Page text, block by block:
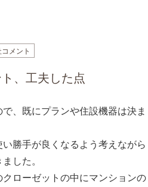
メント
、工夫した点
、既にプランや住設機器は決ま
勝手が良くなるよう考えながら
した。
ローゼットの中にマンションの